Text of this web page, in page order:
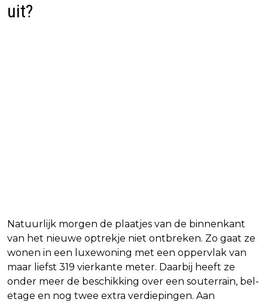
uit?
Natuurlijk morgen de plaatjes van de binnenkant
van het nieuwe optrekje niet ontbreken. Zo gaat ze
wonen in een luxewoning met een oppervlak van
maar liefst 319 vierkante meter. Daarbij heeft ze
onder meer de beschikking over een souterrain, bel-
etage en nog twee extra verdiepingen. Aan